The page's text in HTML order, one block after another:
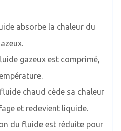
absorbe la chaleur du
gazeux est comprimé,
chaud cède sa chaleur
et redevient liquide.
du fluide est réduite pour